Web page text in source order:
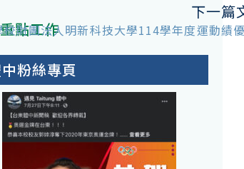
下一篇
校財團法人明新科技大學114學年度運動績
點工作
粉絲專頁